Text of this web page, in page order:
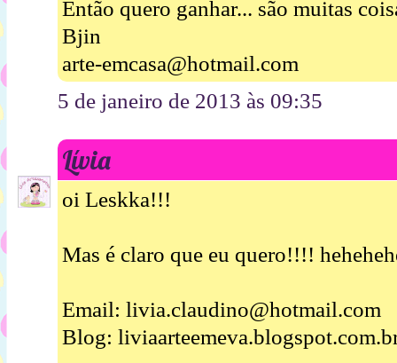
Então quero ganhar... são muitas
Bjin
arte-emcasa@hotmail.com
5 de janeiro de 2013 às 09:35
Lívia
oi Leskka!!!
Mas é claro que eu quero!!!!
Email: livia.claudino@hotmail.com
Blog: